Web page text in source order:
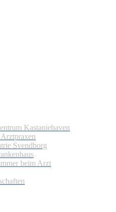
Kastaniehaven
Svendborg
beim Arzt